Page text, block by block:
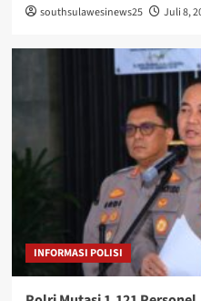
southsulawesinews25 Juli 8,
INFORMASI POLISI